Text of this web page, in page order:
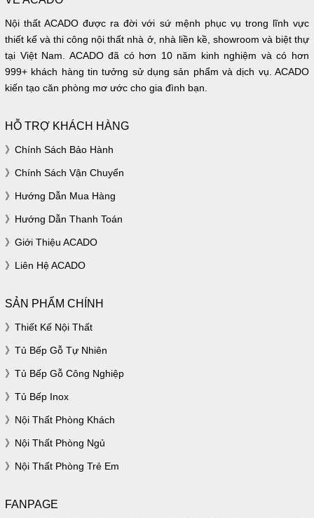
Nội thất ACADO được ra đời với sứ mệnh phục vụ trong lĩnh vực
thiết kế và thi công nội thất nhà ở, nhà liền kề, showroom và biệt thự
tại Việt Nam. ACADO đã có hơn 10 năm kinh nghiệm và có hơn
999+ khách hàng tin tưởng sử dụng sản phẩm và dịch vụ. ACADO
kiến tạo căn phòng mơ ước cho gia đình bạn.
HỖ TRỢ KHÁCH HÀNG
Chính Sách Bảo Hành
Chính Sách Vận Chuyển
Hướng Dẫn Mua Hàng
Hướng Dẫn Thanh Toán
Giới Thiệu ACADO
Liên Hệ ACADO
SẢN PHẨM CHÍNH
Thiết Kế Nội Thất
Tủ Bếp Gỗ Tự Nhiên
Tủ Bếp Gỗ Công Nghiệp
Tủ Bếp Inox
Nội Thất Phòng Khách
Nội Thất Phòng Ngủ
Nội Thất Phòng Trẻ Em
FANPAGE